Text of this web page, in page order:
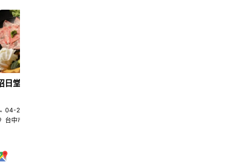
日堂鍋煮｜台中火鍋
04-22580269
台中市南屯區大墩十一街345號